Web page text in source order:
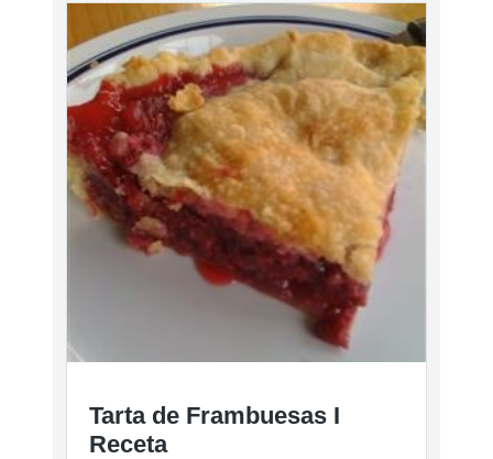
Tarta de Frambuesas I
Receta